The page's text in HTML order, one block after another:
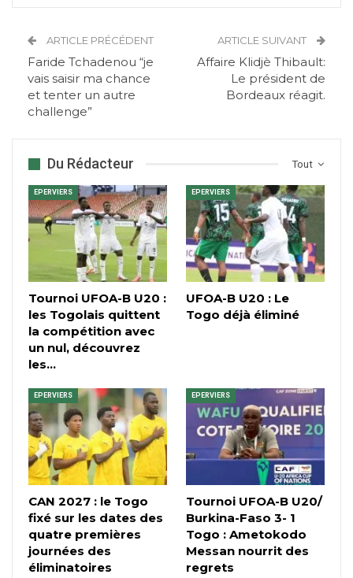
ARTICLE PRÉCÉDENT
Faride Tchadenou “je
vais saisir ma chance
et tenter un autre
challenge”
ARTICLE SUIVANT
Affaire Klidjè Thibault:
Le président de
Bordeaux réagit.
Tout
Du Rédacteur
EPERVIERS
Tournoi UFOA-B U20 :
les Togolais quittent
la compétition avec
un nul, découvrez
les…
EPERVIERS
UFOA-B U20 : Le
Togo déjà éliminé
EPERVIERS
CAN 2027 : le Togo
fixé sur les dates des
quatre premières
journées des
éliminatoires
EPERVIERS
Tournoi UFOA-B U20/
Burkina-Faso 3- 1
Togo : Ametokodo
Messan nourrit des
regrets